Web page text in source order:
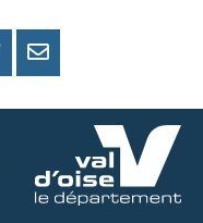
PARTAGER
PARTAGER
MAIL